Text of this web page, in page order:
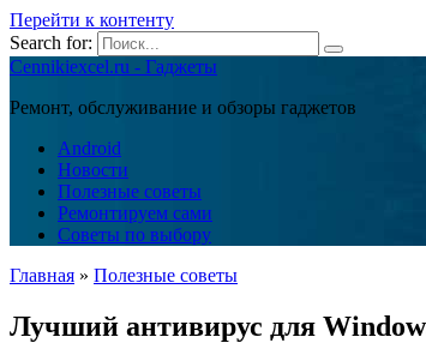
Перейти к контенту
Search for:
Cennikiexcel.ru - Гаджеты
Ремонт, обслуживание и обзоры гаджетов
Android
Новости
Полезные советы
Ремонтируем сами
Советы по выбору
Главная » Полезные советы
Лучший антивирус для